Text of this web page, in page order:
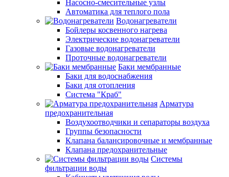
Насосно-смесительные узлы
Автоматика для теплого пола
Водонагреватели
Бойлеры косвенного нагрева
Электрические водонагреватели
Газовые водонагреватели
Проточные водонагреватели
Баки мембранные
Баки для водоснабжения
Баки для отопления
Система "Краб"
Арматура
предохранительная
Воздухоотводчики и сепараторы воздуха
Группы безопасности
Клапана балансировочные и мембранные
Клапана предохранительные
Системы
фильтрации воды